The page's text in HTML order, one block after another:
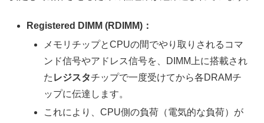
Registered DIMM (RDIMM)：
メモリチップとCPUの間でやり取りされるコマ
ンド信号やアドレス信号を、DIMM上に搭載され
た レジスタチップで一度受けてから各DRAMチ
ップに伝達します。
これにより、CPU側の負荷（電気的な負荷）が